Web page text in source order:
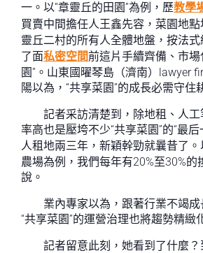
一。以“章靈丘的田園”為例，歷教學
買賣中間擔任人王鑫先容，菜園地
靈丘二村的所有人全體地盤，按法
了面私密空間前這片手續齊備、市場
園”。山東國曜琴島（濟南）lawyer
陽以為，“共享菜園”的成長必需守住
記者采訪清楚到，除地租、人
率高也是壓垮不少“共享菜園”的“最后
人租地兩三年，新穎幹勁就曩昔了
農場為例，我們每年有20%至30%的
說。
業內專家以為，跟著行業不竭成
“共享菜園”的運營治理也將趨勢精緻
記者留意此刻，她看到了什麼？